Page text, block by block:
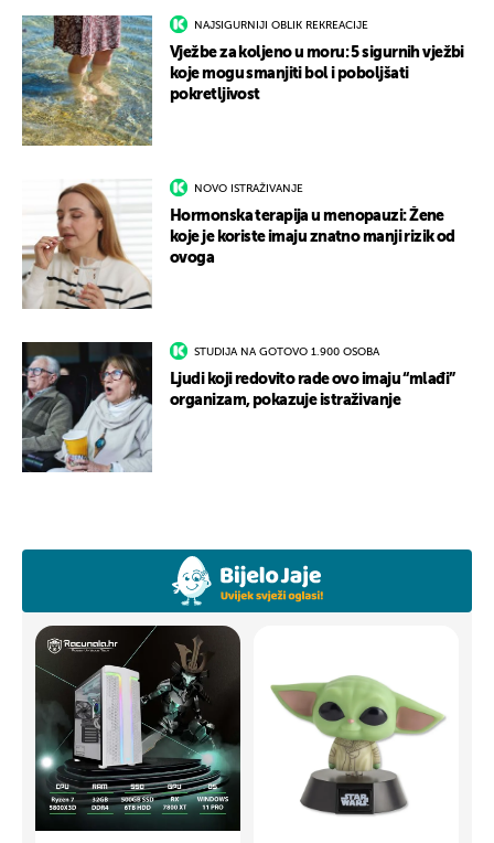
NAJSIGURNIJI OBLIK REKREACIJE
Vježbe za koljeno u moru: 5 sigurnih vježbi
koje mogu smanjiti bol i poboljšati
pokretljivost
NOVO ISTRAŽIVANJE
Hormonska terapija u menopauzi: Žene
koje je koriste imaju znatno manji rizik od
ovoga
STUDIJA NA GOTOVO 1.900 OSOBA
Ljudi koji redovito rade ovo imaju “mlađi”
organizam, pokazuje istraživanje